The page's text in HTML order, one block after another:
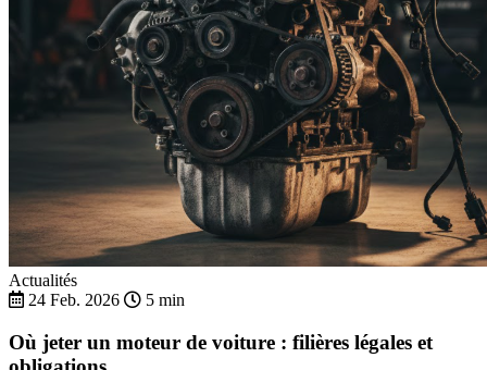
Actualités
24 Feb. 2026
5 min
Où jeter un moteur de voiture : filières légales et